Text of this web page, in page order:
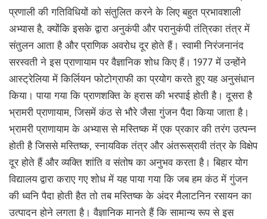
प्रणाली की गतिविधियों को संतुलित करने के लिए बहुत प्रभावशाली
अभ्यास है, क्योंकि इसके द्वारा अनुकंपी और परानुकंपी तंत्रिका तंत्र में
संतुलन आता है और प्राणिक अवरोध दूर होते हैं। स्वामी निरंजनानंद
सरस्वती ने इस प्राणायाम पर वैज्ञानिक शोध किए हैं। 1977 में उन्होंने
आस्ट्रेलिया में किर्लियन फोटोग्राफी का प्रयोग करते हुए यह अनुसंधान
किया। पाया गया कि प्राणशक्ति के ह्रास की भरपाई होती है। दूसरा है
भ्रामरी प्राणायाम, जिसमें कंठ से भौरे जैसा गुंजन पैदा किया जाता है।
भ्रामरी प्राणायाम के अभ्यास से मस्तिष्क में एक प्रकार की तरंग उत्पन्न
होती है जिससे मस्तिष्क, स्नायविक तंत्र और अंतरूस्रावी तंत्र के विक्षेप
दूर होते हैं और व्यक्ति शांति व संतोष का अनुभव करता है। बिहार योग
विद्यालय द्वारा कराए गए शोध में यह पाया गया कि जब हम कंठ में गुंजन
की ध्वनि पैदा होती हैत तो तब मस्तिष्क के अंदर मैलाटनिन रसायन का
उत्पादन होने लगता है। वैज्ञानिक मानते हैं कि सामान्य रूप से इस